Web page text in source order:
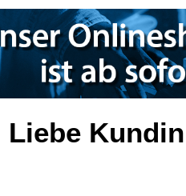
Liebe